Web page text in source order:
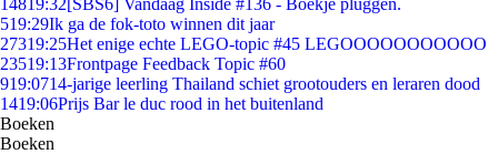
14819:32[SBS6] Vandaag Inside #136 - Boekje pluggen.
519:29Ik ga de fok-toto winnen dit jaar
27319:25Het enige echte LEGO-topic #45 LEGOOOOOOOOOOO
23519:13Frontpage Feedback Topic #60
919:0714-jarige leerling Thailand schiet grootouders en leraren dood
1419:06Prijs Bar le duc rood in het buitenland
Boeken
Boeken